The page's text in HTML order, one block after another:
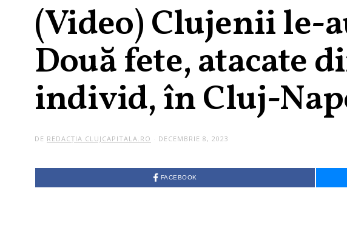
(Video) Clujenii le-
Două fete, atacate
individ, în Cluj-
DE REDACȚIA CLUJCAPITALA.RO DECEMBRIE 8, 2023
FACEBOOK